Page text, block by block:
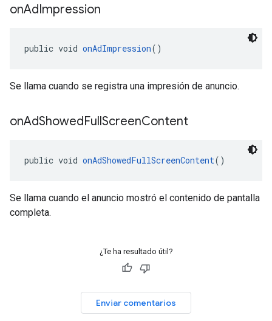
onAdImpression
public void onAdImpression()
Se llama cuando se registra una impresión de anuncio.
onAdShowedFullScreenContent
public void onAdShowedFullScreenContent()
Se llama cuando el anuncio mostró el contenido de pantalla
completa.
¿Te ha resultado útil?
Enviar comentarios